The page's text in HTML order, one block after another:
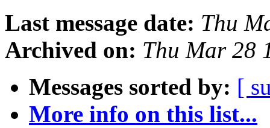
Last message date: Thu
Archived on: Thu Mar 28
Messages sorted by: [
More info on this list...